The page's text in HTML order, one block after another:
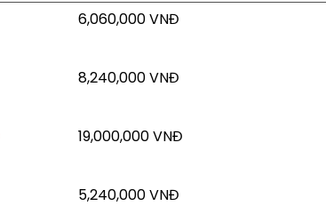
6,060,000 VNĐ
8,240,000 VNĐ
19,000,000 VNĐ
5,240,000 VNĐ